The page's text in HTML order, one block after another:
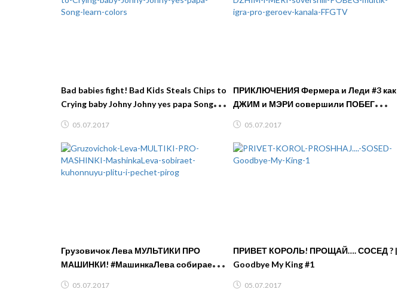
Bad babies fight! Bad Kids Steals Chips to
Crying baby Johny Johny yes papa Song
05.07.2017
ПРИКЛЮЧЕНИЯ Фермера и Леди #3 как
ДЖИМ и МЭРИ совершили ПОБЕГ
05.07.2017
Грузовичок Лева МУЛЬТИКИ ПРО
МАШИНКИ! #МашинкаЛева собирает
05.07.2017
ПРИВЕТ КОРОЛЬ! ПРОЩАЙ…. СОСЕД ? |
Goodbye My King #1
05.07.2017